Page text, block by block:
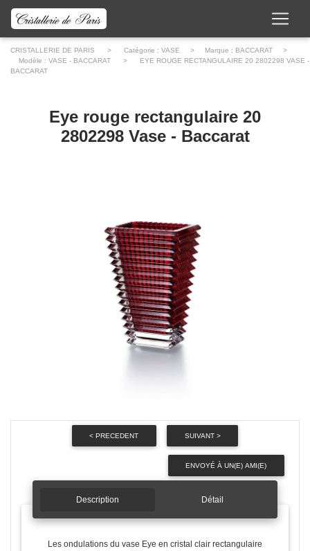
CRISTALLERIE DE PARIS > Catégorie : VASE > Marque : BACCARAT >
Modèle : VASE - BACCARAT > EYE ROUGE RECTANGULAIRE 20 2802298 VASE -
BACCARAT
Eye rouge rectangulaire 20
2802298 Vase - Baccarat
Description Détail
Les ondulations du vase Eye en cristal clair rectangulaire